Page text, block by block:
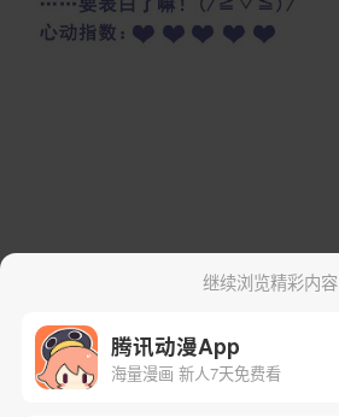
继续浏览精彩内容
腾讯动漫App
海量漫画 新人7天免费看